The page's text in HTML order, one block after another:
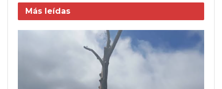
Más leídas